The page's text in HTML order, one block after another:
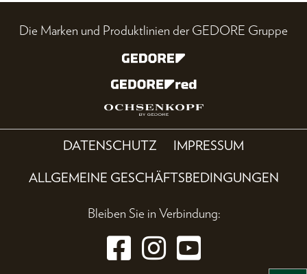
Die Marken und Produktlinien der GEDORE Gruppe
DATENSCHUTZ IMPRESSUM
ALLGEMEINE GESCHÄFTSBEDINGUNGEN
Bleiben Sie in Verbindung: